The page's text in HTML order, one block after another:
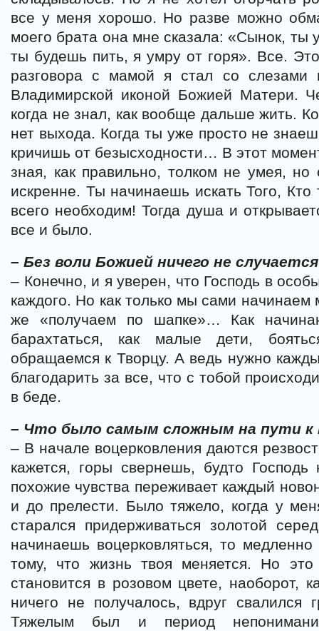
все у меня хорошо. Но разве можно
моего брата она мне сказала: «Сынок, ты
ты будешь пить, я умру от горя». Все.
разговора с мамой я стал со слезами
Владимирской иконой Божией Матери.
когда не знал, как вообще дальше жить.
нет выхода. Когда ты уже просто не
кричишь от безысходности… В этот
зная, как правильно, толком не умея,
искренне. Ты начинаешь искать Того,
всего необходим! Тогда душа и
все и было.
– Без воли Божией ничего не
– Конечно, и я уверен, что Господь в
каждого. Но как только мы сами начинаем
же «получаем по шапке»… Как
барахтаться, как малые дети,
обращаемся к Творцу. А ведь нужно
благодарить за все, что с тобой
в беде.
– Что было самым сложным на пути к
– В начале воцерковления даются
кажется, горы свернешь, будто Господь
похожие чувства переживает каждый
и до прелести. Было тяжело, когда у
старался придерживаться золотой
начинаешь воцерковляться, то
тому, что жизнь твоя меняется. Но
становится в розовом цвете, наоборот,
ничего не получалось, вдруг свалился
Тяжелым был и период